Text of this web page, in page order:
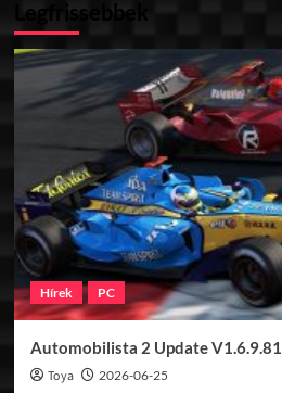
Legfrissebbek
Hírek PC
Automobilista 2 Update V1.6.9.81
Toya 2026-06-25